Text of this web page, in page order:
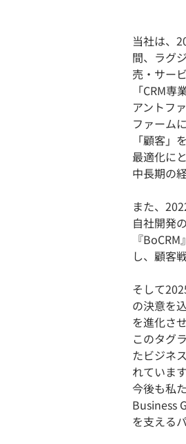
当社は、
間、ラグ
売・サー
「CRM
アントフ
ファーム
「顧客
最適化に
中長期の
また、
自社開発
『
し、顧客
そして
の決意を
を進化さ
このタグ
たビジネ
れています
今後も私
Business
を支える